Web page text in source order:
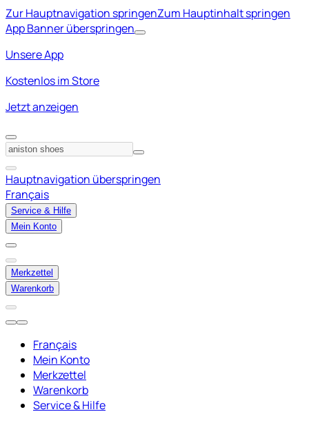
Zur Hauptnavigation springenZum Hauptinhalt springen
App Banner überspringen
Unsere App
Kostenlos im Store
Jetzt anzeigen
Hauptnavigation überspringen
Français
Service & Hilfe
Mein Konto
Merkzettel
Warenkorb
Français
Mein Konto
Merkzettel
Warenkorb
Service & Hilfe